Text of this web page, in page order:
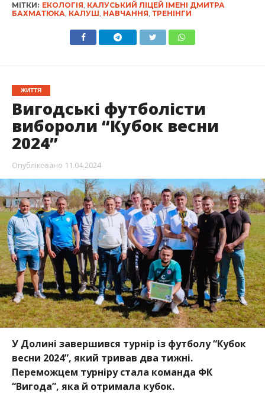
МІТКИ: ЕКОЛОГІЯ, КАЛУСЬКИЙ ЛІЦЕЙ ІМЕНІ ДМИТРА
БАХМАТЮКА, КАЛУШ, НАВЧАННЯ, ТРЕНІНГИ
ЖИТТЯ
Вигодські футболісти
вибороли “Кубок весни
2024”
Опубліковано 11.04.2024
У Долині завершився турнір із футболу “Кубок
весни 2024”, який тривав два тижні.
Переможцем турніру стала команда ФК
“Вигода”, яка й отримала кубок.